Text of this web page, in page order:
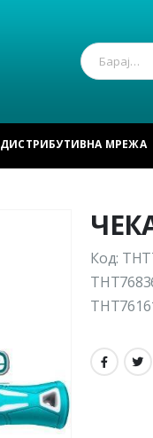
ДИСТРИБУТИВНА МРЕЖА
Код: